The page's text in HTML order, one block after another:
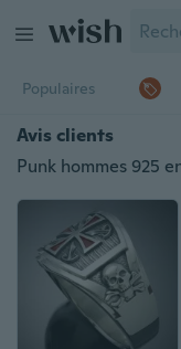
Populaires
Avis clients